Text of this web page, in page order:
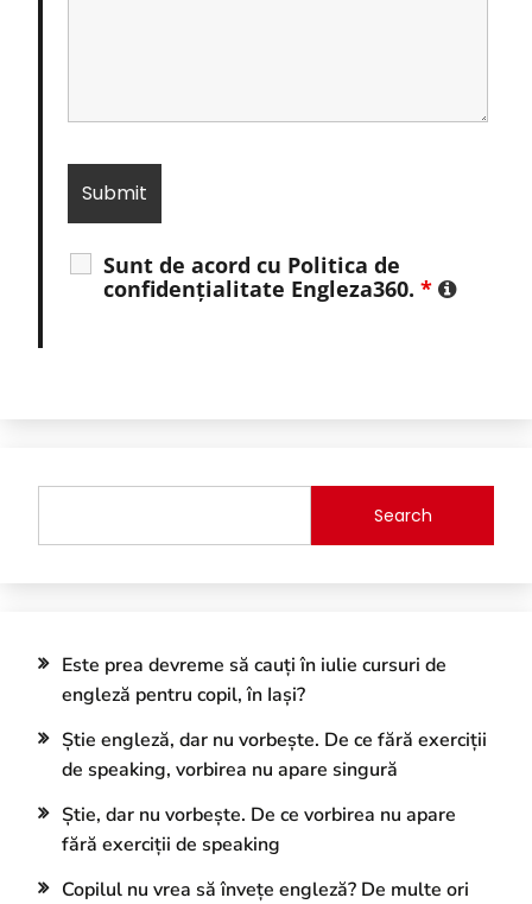
Sunt de acord cu Politica de
confidențialitate Engleza360. *
Search
Este prea devreme să cauți în iulie cursuri de
engleză pentru copil, în Iași?
Știe engleză, dar nu vorbește. De ce fără exerciții
de speaking, vorbirea nu apare singură
Știe, dar nu vorbește. De ce vorbirea nu apare
fără exerciții de speaking
Copilul nu vrea să învețe engleză? De multe ori